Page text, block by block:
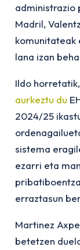
administrazio
Madril,
komunitateak
lana izan
Ildo horretatik,
aurkeztu du
2024/25
sistema
ezarri eta
erraztasun
Martinez
betetzen